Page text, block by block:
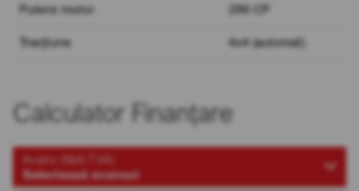
Putere motor 286 CP
Tracțiune 4x4 (automat)
Calculator Finanțare
Avans (fără TVA)
Selectează avansul